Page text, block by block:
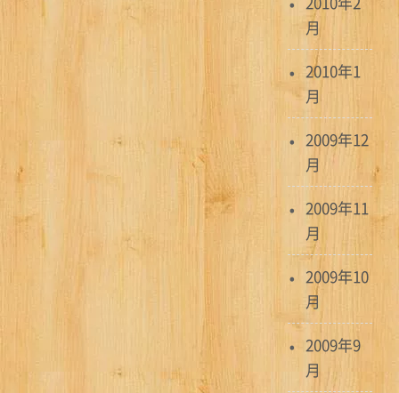
月
2010年1
月
2009年12
月
2009年11
月
2009年10
月
2009年9
月